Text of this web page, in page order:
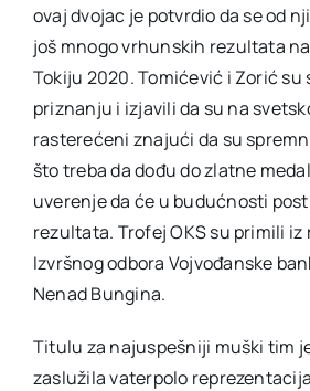
ovaj dvojac je potvrdio da se od
još mnogo vrhunskih rezultata
Tokiju 2020. Tomićević i Zorić su
priznanju i izjavili da su na
rasterećeni znajući da su
što treba da dođu do zlatne
uverenje da će u budućnosti
rezultata. Trofej OKS su primili iz
Izvršnog odbora Vojvođanske
Nenad Bungina.
Titulu za najuspešniji muški tim
zaslužila vaterpolo